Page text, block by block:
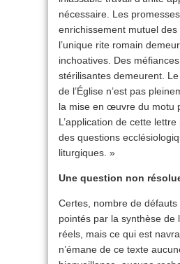
nécessaire. Les promesses
enrichissement mutuel
l’unique rite romain
inchoatives. Des
stérilisantes demeurent. Le
de l’Église n’est pas
la mise en œuvre du motu
L’application de cette
des questions
liturgiques. »
Une question non
Certes, nombre de
pointés par la synthèse de
réels, mais ce qui est
n’émane de ce texte